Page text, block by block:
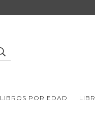
LIBROS POR EDAD